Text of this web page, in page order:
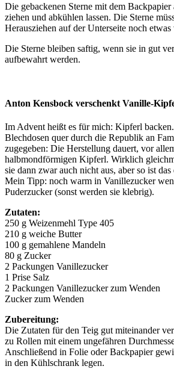
Die gebackenen Sterne mit dem
ziehen und abkühlen lassen. Die Sterne
Herausziehen auf der Unterseite noch
Die Sterne bleiben saftig, wenn sie in gut
aufbewahrt werden.
Anton Kensbock verschenkt Vanille-
Im Advent heißt es für mich: Kipferl
Blechdosen quer durch die Republik an
zugegeben: Die Herstellung dauert, vor
halbmondförmigen Kipferl. Wirklich
sie dann zwar auch nicht aus, aber so ist das
Mein Tipp: noch warm in Vanillezucker
Puderzucker (sonst werden sie klebrig).
Zutaten:
250 g Weizenmehl Type 405
210 g weiche Butter
100 g gemahlene Mandeln
80 g Zucker
2 Packungen Vanillezucker
1 Prise Salz
2 Packungen Vanillezucker zum Wenden
Zucker zum Wenden
Zubereitung:
Die Zutaten für den Teig gut miteinander
zu Rollen mit einem ungefähren
Anschließend in Folie oder Backpapier
in den Kühlschrank legen.